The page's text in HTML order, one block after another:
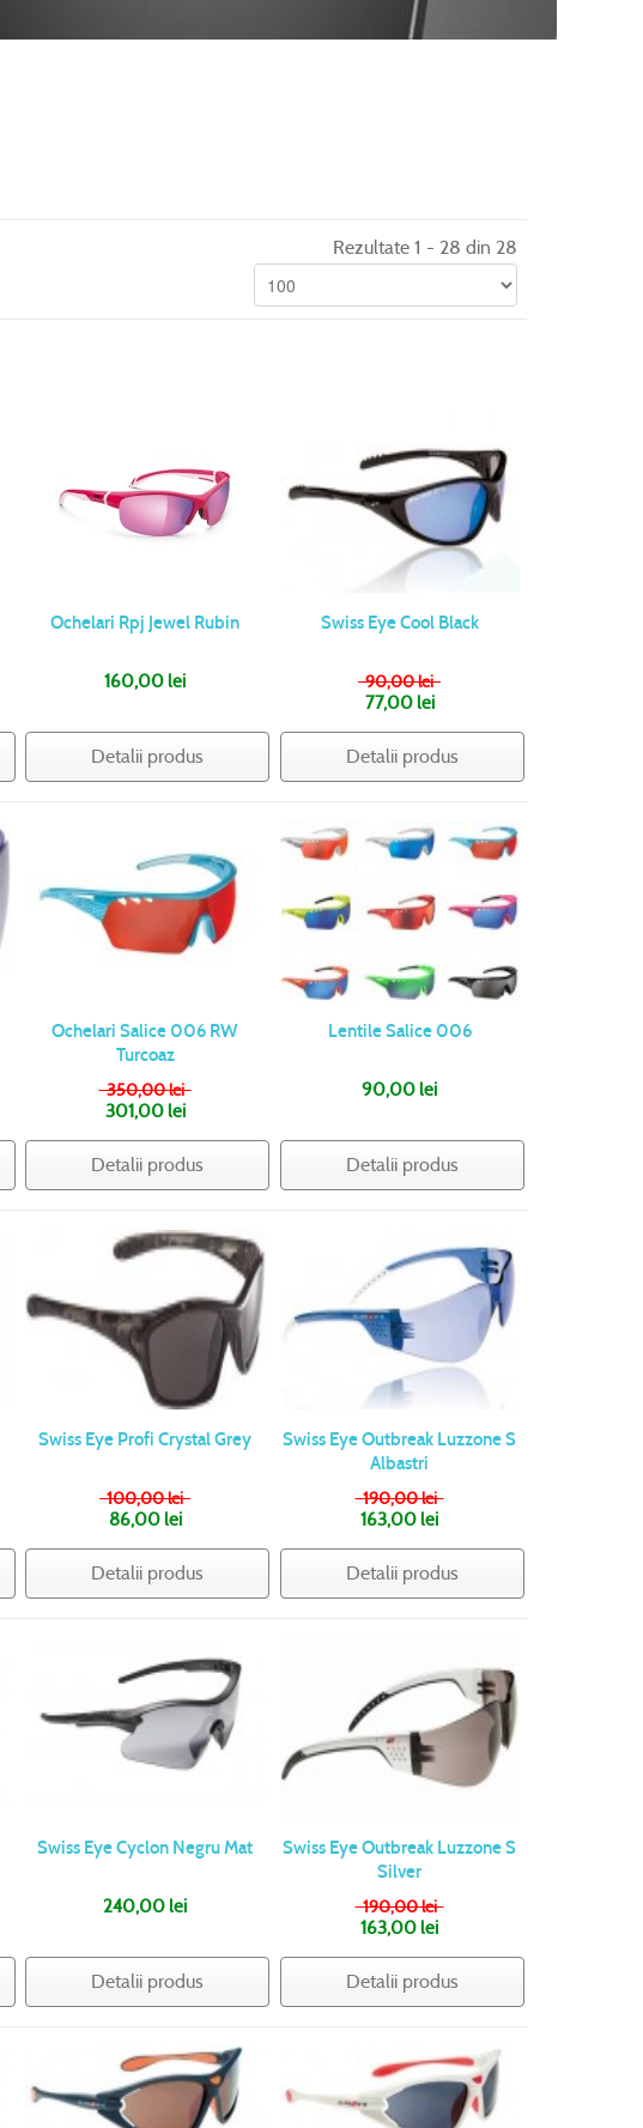
Rezultate 1 - 28 din 28
Ochelari Rpj Jewel Rubin
160,00 lei
Detalii produs
Swiss Eye Cool Black
90,00 lei
77,00 lei
Detalii produs
Ochelari Salice 006 RW
Turcoaz
350,00 lei
301,00 lei
Detalii produs
Lentile Salice 006
90,00 lei
Detalii produs
Swiss Eye Profi Crystal Grey
100,00 lei
86,00 lei
Detalii produs
Swiss Eye Outbreak Luzzone S
Albastri
190,00 lei
163,00 lei
Detalii produs
Swiss Eye Cyclon Negru Mat
240,00 lei
Detalii produs
Swiss Eye Outbreak Luzzone S
Silver
190,00 lei
163,00 lei
Detalii produs